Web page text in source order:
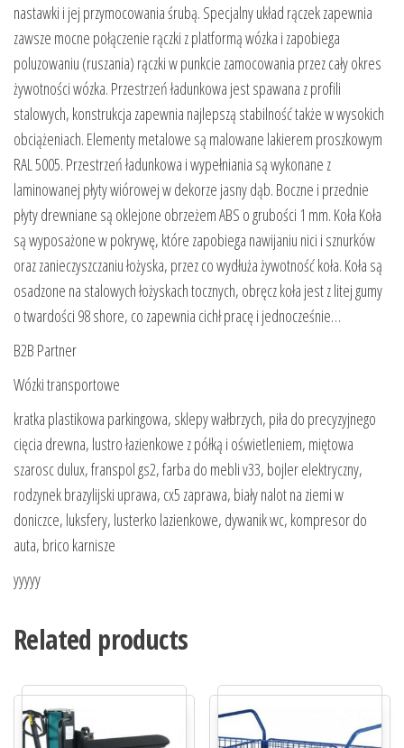
nastawki i jej przymocowania śrubą. Specjalny układ rączek zapewnia
zawsze mocne połączenie rączki z platformą wózka i zapobiega
poluzowaniu (ruszania) rączki w punkcie zamocowania przez cały okres
żywotności wózka. Przestrzeń ładunkowa jest spawana z profili
stalowych, konstrukcja zapewnia najlepszą stabilność także w wysokich
obciążeniach. Elementy metalowe są malowane lakierem proszkowym
RAL 5005. Przestrzeń ładunkowa i wypełniania są wykonane z
laminowanej płyty wiórowej w dekorze jasny dąb. Boczne i przednie
płyty drewniane są oklejone obrzeżem ABS o grubości 1 mm. Koła Koła
są wyposażone w pokrywę, które zapobiega nawijaniu nici i sznurków
oraz zanieczyszczaniu łożyska, przez co wydłuża żywotność koła. Koła są
osadzone na stalowych łożyskach tocznych, obręcz koła jest z litej gumy
o twardości 98 shore, co zapewnia cichł pracę i jednocześnie…
B2B Partner
Wózki transportowe
kratka plastikowa parkingowa, sklepy wałbrzych, piła do precyzyjnego
cięcia drewna, lustro łazienkowe z półką i oświetleniem, miętowa
szarosc dulux, franspol gs2, farba do mebli v33, bojler elektryczny,
rodzynek brazylijski uprawa, cx5 zaprawa, biały nalot na ziemi w
doniczce, luksfery, lusterko lazienkowe, dywanik wc, kompresor do
auta, brico karnisze
yyyyy
Related products